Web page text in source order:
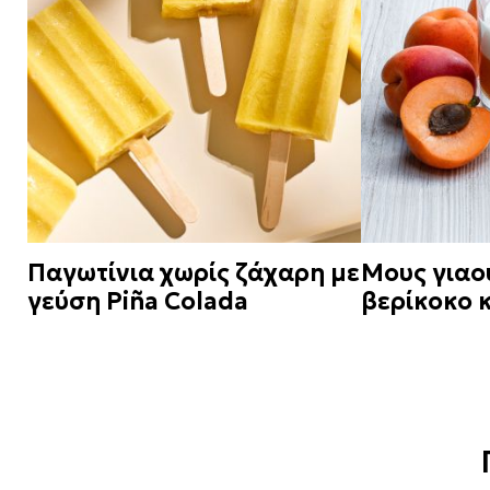
Παγωτίνια χωρίς ζάχαρη με
γεύση Piña Colada
Μους
βερίκοκο